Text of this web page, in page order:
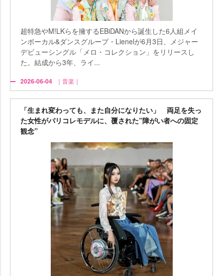
超特急やM!LKらを擁するEBiDANから誕生した6人組メイ
ンボーカル&ダンスグループ・Lienelが6月3日、メジャー
デビューシングル「メロ・コレクション」をリリースし
た。結成から3年、ライ...
2026-06-04 ｜音楽｜
「生まれ変わっても、また自分になりたい」 両足を失っ
た女性がパリコレモデルに、覆された”障がい者への固定
観念”